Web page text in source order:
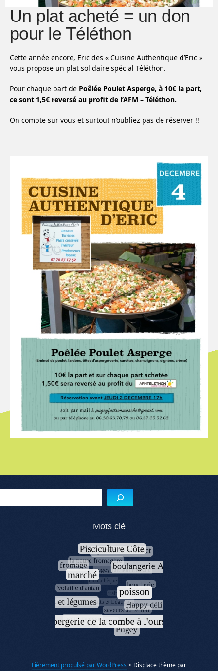
Un plat acheté = un don
pour le Téléthon
Cette année encore, Eric des « Cuisine Authentique d’Eric »
vous propose un plat solidaire spécial Téléthon.
Pour chaque part de Poêlée Poulet Asperge, à 10€ la part,
ce sont 1,5€ reversé au profit de l’AFM – Téléthon.
On compte sur vous et surtout n’oubliez pas de réserver !!!
Menu de l'article
Mots clé
Fièrement propulsé par WordPress • Displace thème par